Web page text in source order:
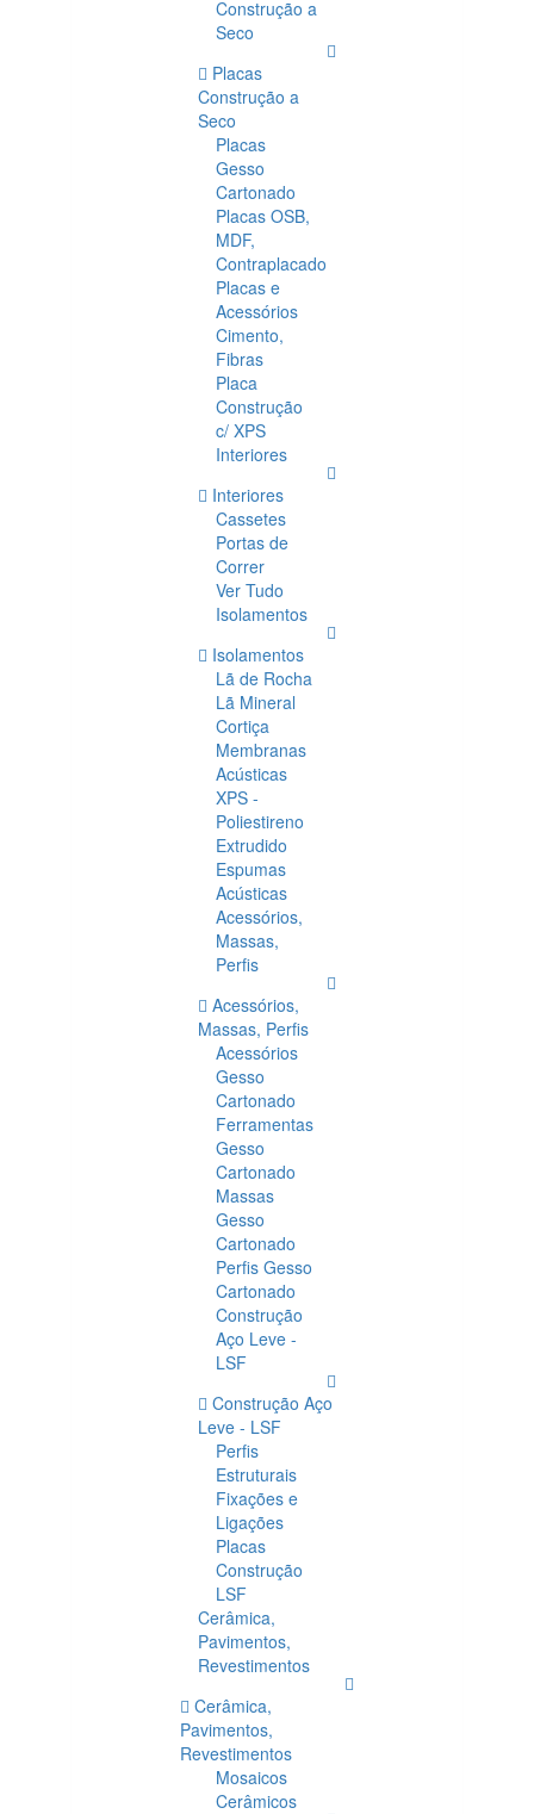
Construção a
Seco
Placas
Construção a
Seco
Placas
Gesso
Cartonado
Placas OSB,
MDF,
Contraplacado
Placas e
Acessórios
Cimento,
Fibras
Placa
Construção
c/ XPS
Interiores
Interiores
Cassetes
Portas de
Correr
Ver Tudo
Isolamentos
Isolamentos
Lã de Rocha
Lã Mineral
Cortiça
Membranas
Acústicas
XPS -
Poliestireno
Extrudido
Espumas
Acústicas
Acessórios,
Massas,
Perfis
Acessórios,
Massas, Perfis
Acessórios
Gesso
Cartonado
Ferramentas
Gesso
Cartonado
Massas
Gesso
Cartonado
Perfis Gesso
Cartonado
Construção
Aço Leve -
LSF
Construção Aço
Leve - LSF
Perfis
Estruturais
Fixações e
Ligações
Placas
Construção
LSF
Cerâmica,
Pavimentos,
Revestimentos
Cerâmica,
Pavimentos,
Revestimentos
Mosaicos
Cerâmicos